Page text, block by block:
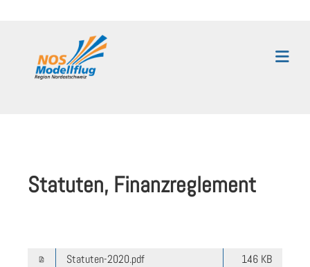
Statuten, Finanzreglement
Statuten-2020.pdf
146 KB